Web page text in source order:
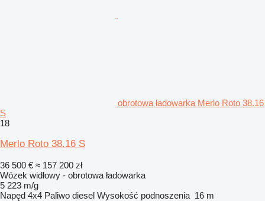
obrotowa ładowarka Merlo Roto 38.16
S
18
Merlo Roto 38.16 S
36 500 € ≈ 157 200 zł
Wózek widłowy - obrotowa ładowarka
5 223 m/g
Napęd 4x4 Paliwo diesel Wysokość podnoszenia 16 m